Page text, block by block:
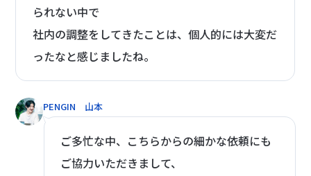
られない中で
社内の調整をしてきたことは、個人的には大変だ
ったなと感じましたね。
PENGIN 山本
ご多忙な中、こちらからの細かな依頼にも
ご協力いただきまして、